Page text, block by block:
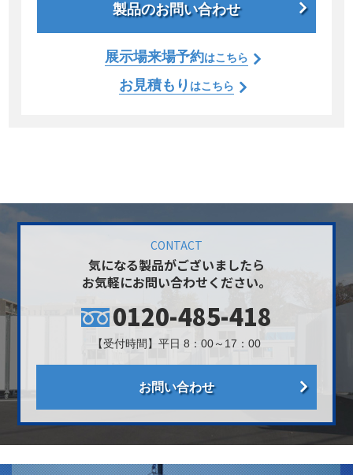
製品のお問い合わせ
展示場来場予約はこちら
お見積もり はこちら
CONTACT
気になる製品がございましたら
お気軽にお問い合わせください。
0120-485-418
【受付時間】平日 8：00～17：00
お問い合わせ